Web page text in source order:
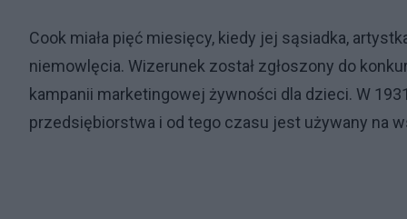
Cook miała pięć miesięcy, kiedy jej sąsiadka,
niemowlęcia. Wizerunek został zgłoszony do
kampanii marketingowej żywności dla dzieci. W
przedsiębiorstwa i od tego czasu jest używany na